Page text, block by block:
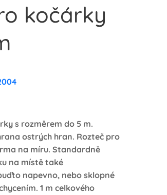
kočárky
s rozměrem do 5 m.
ostrých hran. Rozteč pro
na míru. Standardně
na místě také
napevno, nebo sklopné
1 m celkového